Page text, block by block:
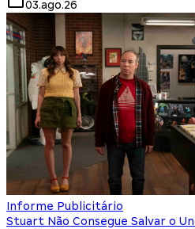
03.ago.26
Informe Publicitário
Stuart Não Consegue Salvar o